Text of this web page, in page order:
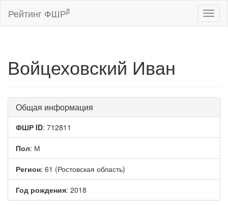
Рейтинг ФШРβ
Войцеховский Иван
Общая информация
ФШР ID: 712811
Пол: М
Регион: 61 (Ростовская область)
Год рождения: 2018